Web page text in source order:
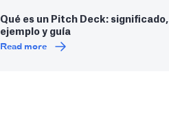
Qué es un Pitch Deck: significado,
ejemplo y guía
Read more